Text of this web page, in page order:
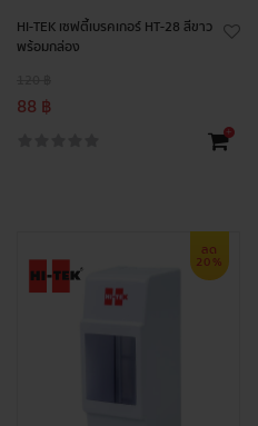
HI-TEK เซฟตี้เบรคเกอร์ HT-28 สีขาว
พร้อมกล่อง
88 ฿
+
ลด
20%